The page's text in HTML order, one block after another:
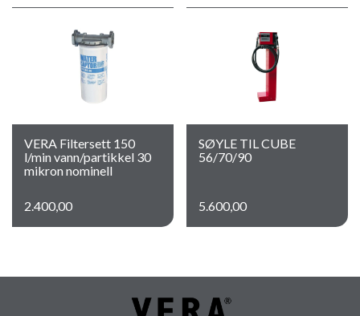
VERA Filtersett 150
l/min vann/partikkel 30
mikron nominell
2.400,00
SØYLE TIL CUBE
56/70/90
5.600,00